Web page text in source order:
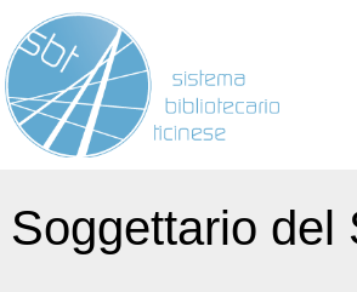
Soggettario del